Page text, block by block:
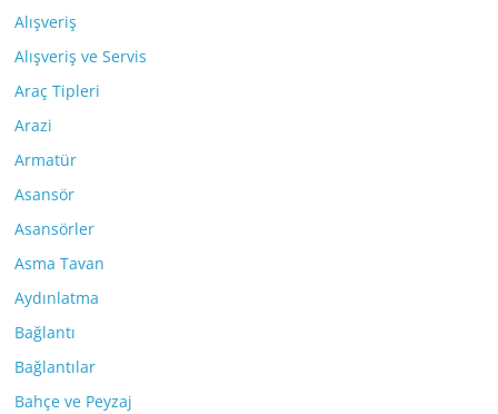
Alışveriş
Alışveriş ve Servis
Araç Tipleri
Arazi
Armatür
Asansör
Asansörler
Asma Tavan
Aydınlatma
Bağlantı
Bağlantılar
Bahçe ve Peyzaj